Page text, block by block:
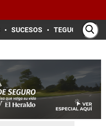
SUCESOS TEGUCIGALPA